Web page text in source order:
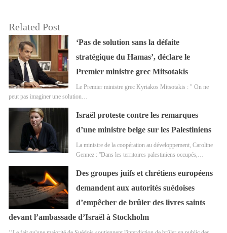
Related Post
‘Pas de solution sans la défaite
stratégique du Hamas’, déclare le
Premier ministre grec Mitsotakis
Le Premier ministre grec Kyriakos Mitsotakis : " On ne
peut pas imaginer une solution…
Israël proteste contre les remarques
d’une ministre belge sur les Palestiniens
La ministre de la coopération au développement, Caroline
Gennez : ''Dans les territoires palestiniens occupés,…
Des groupes juifs et chrétiens européens
demandent aux autorités suédoises
d’empêcher de brûler des livres saints
devant l’ambassade d’Israël à Stockholm